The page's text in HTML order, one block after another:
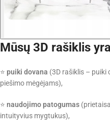
Mūsų 3D rašiklis
⭐ puiki dovana (3D rašiklis – puiki
piešimo mėgėjams),
⭐ naudojimo patogumas
intuityvius mygtukus),